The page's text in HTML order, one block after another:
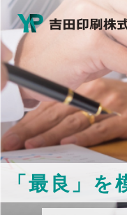
「最良」を